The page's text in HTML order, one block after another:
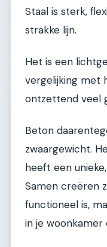
Staal is sterk,
strakke lijn.
Het is een
vergelijking met
ontzettend veel
Beton
zwaargewicht.
heeft een
Samen creëren
functioneel is,
in je woonkamer